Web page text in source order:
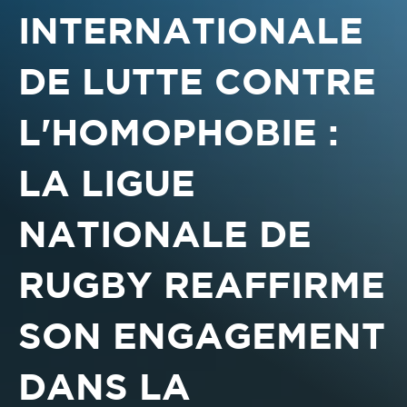
INTERNATIONALE
DE LUTTE CONTRE
L'HOMOPHOBIE :
LA LIGUE
NATIONALE DE
RUGBY REAFFIRME
SON ENGAGEMENT
DANS LA